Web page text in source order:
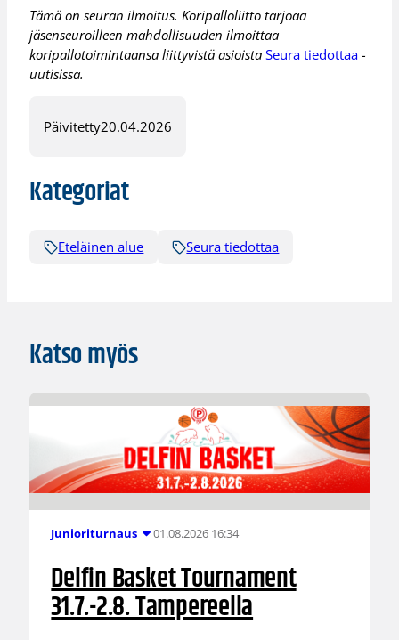
Tämä on seuran ilmoitus. Koripalloliitto tarjoaa
jäsenseuroilleen mahdollisuuden ilmoittaa
koripallotoimintaansa liittyvistä asioistaSeura tiedottaa -
uutisissa.
Päivitetty20.04.2026
Kategoriat
Eteläinen alue Seura tiedottaa
Katso myös
Junioriturnaus 01.08.2026 16:34
Delfin Basket Tournament
31.7.-2.8. Tampereella